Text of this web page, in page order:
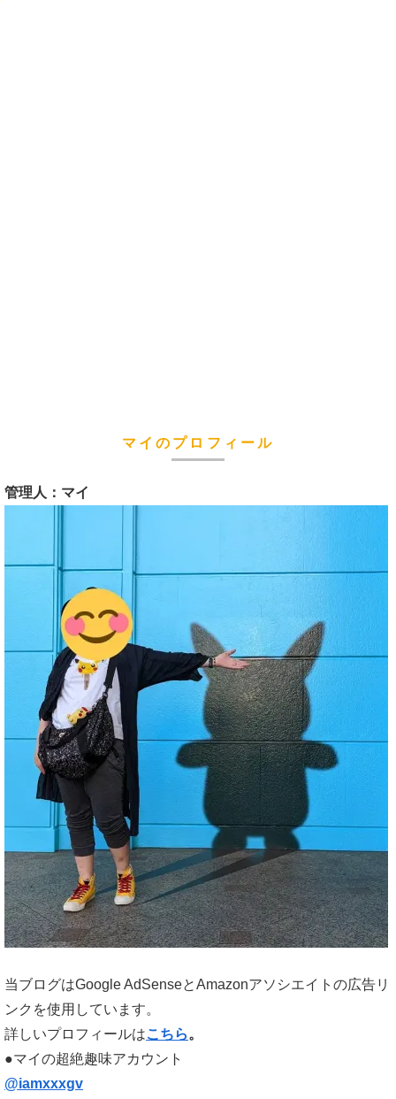
マイのプロフィール
管理人：マイ
当ブログはGoogle AdSenseとAmazonアソシエイトの広告リ
ンクを使用しています。
詳しいプロフィールはこちら。
●マイの超絶趣味アカウント
@iamxxxgv